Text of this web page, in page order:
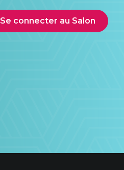
Se connecter au Salon